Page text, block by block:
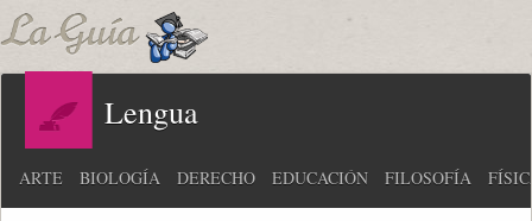
Lengua
ARTE BIOLOGÍA DERECHO EDUCACIÓN FILOSOFÍA